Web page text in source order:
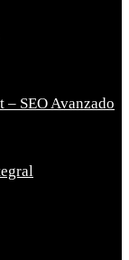
– SEO Avanzado